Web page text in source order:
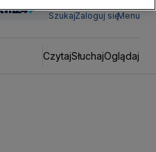
SzukajZaloguj sięMenu
CzytajSłuchajOglądaj